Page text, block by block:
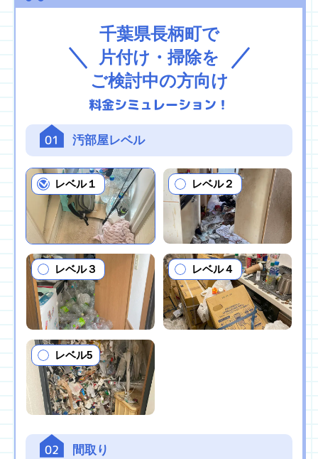
千葉県長柄町で
片付け・掃除を
ご検討中の方向け
料金シミュレーション！
01 汚部屋レベル
レベル１ レベル２
レベル３ レベル４
レベル5
02 間取り